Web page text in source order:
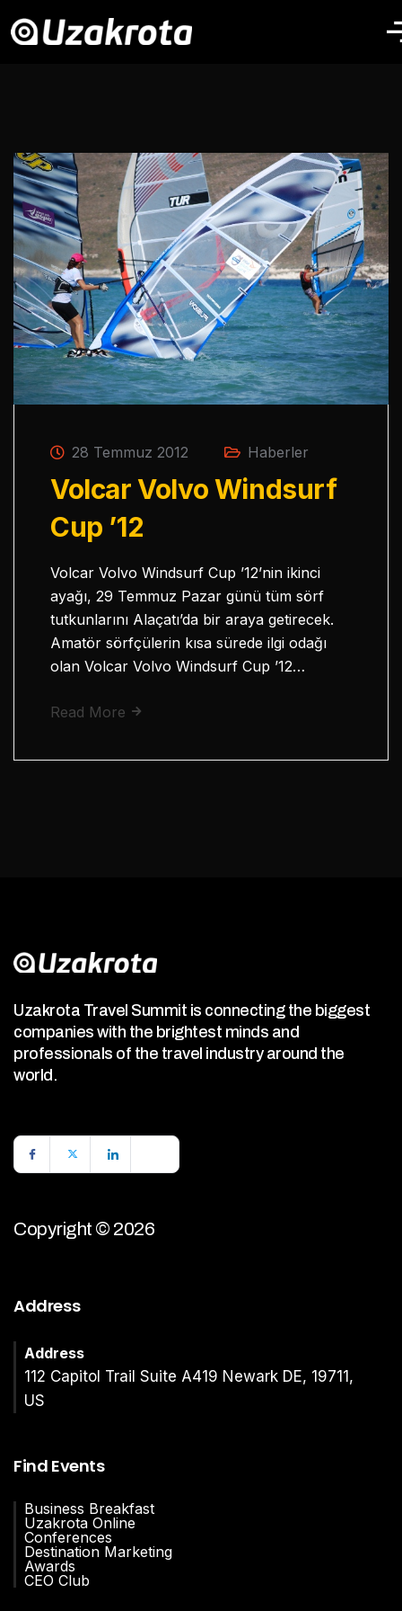
28 Temmuz 2012 Haberler
Volcar Volvo Windsurf
Cup ’12
Volcar Volvo Windsurf Cup ’12’nin ikinci
ayağı, 29 Temmuz Pazar günü tüm sörf
tutkunlarını Alaçatı’da bir araya getirecek.
Amatör sörfçülerin kısa sürede ilgi odağı
olan Volcar Volvo Windsurf Cup ’12…
Read More
Uzakrota Travel Summit is connecting the biggest
companies with the brightest minds and
professionals of the travel industry around the
world.
Copyright © 2026
Address
Address
112 Capitol Trail Suite A419 Newark DE, 19711,
US
Find Events
Business Breakfast
Uzakrota Online
Conferences
Destination Marketing
Awards
CEO Club